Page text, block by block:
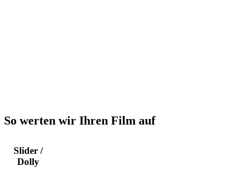
So werten wir Ihren Film auf
Slider /
Dolly